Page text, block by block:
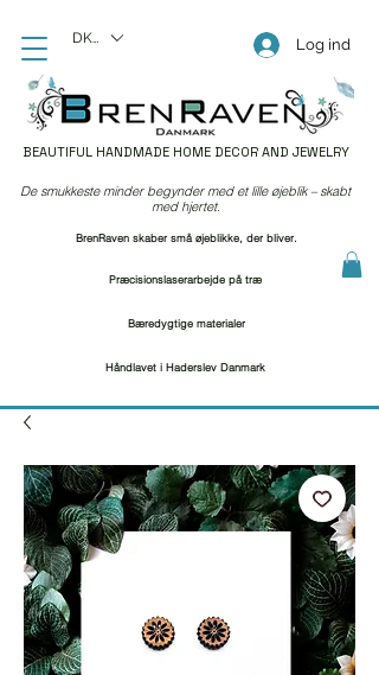
BEAUTIFUL HANDMADE HOME DECOR AND JEWELRY
Log ind
DKK (kr)
Præcisionslaserarbejde på træ
Bæredygtige materialer
Håndlavet i Haderslev Danmark
De smukkeste minder begynder med et lille øjeblik – skabt
med hjertet.
BrenRaven skaber små øjeblikke, der bliver.